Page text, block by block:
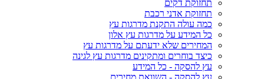
תחזוקת דקים
תחזוקת אדני רכבת
כמה עולה התקנת מדרגות עץ
כל המידע על מדרגות עץ אלון
המחירים שלא ידעתם על מדרגות עץ
כיצד בוחרים ומתקינים מדרגות עץ לגינה
עץ להסקה - כל המידע
עץ להסקה - השוואת מחירים